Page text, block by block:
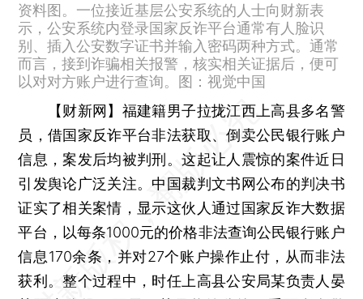
资料图。一位接近基层公安系统的人士向财新表
示，公安系统内登录国家反诈平台通常有人脸识
别、插入公安数字证书并输入密码两种方式。通常
而言，接到诈骗相关报警，核实相关证据后，便可
以对对方账户进行查询。图：视觉中国
【财新网】 福建籍男子拉拢江西上高县多名警
员，借国家反诈平台非法获取、倒卖公民银行账户
信息，案发后均被判刑。这起让人震惊的案件近日
引发舆论广泛关注。中国裁判文书网公布的判决书
证实了相关案情，显示这伙人通过国家反诈大数据
平台，以每条1000元的价格非法查询公民银行账户
信息170余条，并对27个账户操作止付，从而非法
获利。整个过程中，时任上高县公安局某负责人晏